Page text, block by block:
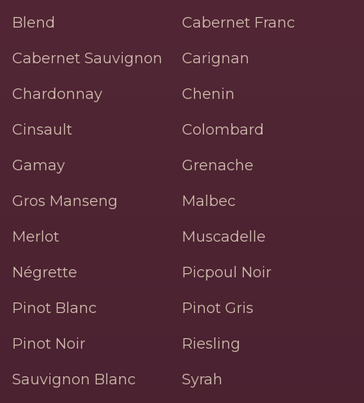
Blend
Cabernet Franc
Cabernet Sauvignon
Carignan
Chardonnay
Chenin
Cinsault
Colombard
Gamay
Grenache
Gros Manseng
Malbec
Merlot
Muscadelle
Négrette
Picpoul Noir
Pinot Blanc
Pinot Gris
Pinot Noir
Riesling
Sauvignon Blanc
Syrah